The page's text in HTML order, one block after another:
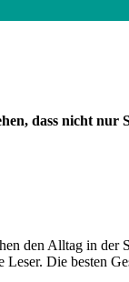
dass nicht nur
den Alltag in
Die besten